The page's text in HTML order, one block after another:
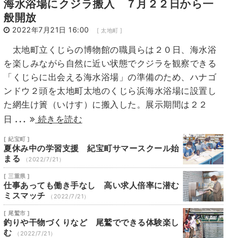
海水浴場にクジラ搬入 ７月２２日から一
般開放
2022年7月21日 16:00 [ 太地町 ]
太地町立くじらの博物館の職員らは２０日、海水浴
を楽しみながら自然に近い状態でクジラを観察できる
「くじらに出会える海水浴場」の準備のため、ハナゴ
ンドウ２頭を太地町太地のくじら浜海水浴場に設置し
た網生け簀（いけす）に搬入した。展示期間は２２
日 ... 続きを読む
[ 紀宝町 ]
夏休み中の学習支援 紀宝町サマースクール始
まる
（2022/7/21）
[ 三重県 ]
仕事あっても働き手なし 高い求人倍率に潜む
ミスマッチ
（2022/7/21）
[ 尾鷲市 ]
釣りや干物づくりなど 尾鷲でできる体験楽し
む
（2022/7/21）